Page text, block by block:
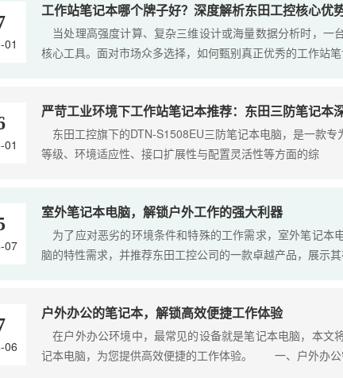
01
工作站笔记本哪个牌子好？深度解析东田工控核心优
当处理高强度计算、复杂三维设计或海量数据分析时，一
核心工具。面对市场众多选择，如何甄别真正优秀的工作站笔
01
严苛工业环境下工作站笔记本推荐：东田三防笔记本
东田工控旗下的DTN-S1508EU三防笔记本电脑，是一款
等级、环境适应性、接口扩展性与配置灵活性等方面的综
07
室外笔记本电脑，解锁户外工作的强大利器
为了应对恶劣的环境条件和特殊的工作需求，室外笔记本
脑的特性需求，并推荐东田工控公司的一款卓越产品，展示
06
户外办公的笔记本，解锁高效便捷工作体验
在户外办公环境中，最常见的设备就是笔记本电脑，本文
记本电脑，为您提供高效便捷的工作体验。 一、户外办公